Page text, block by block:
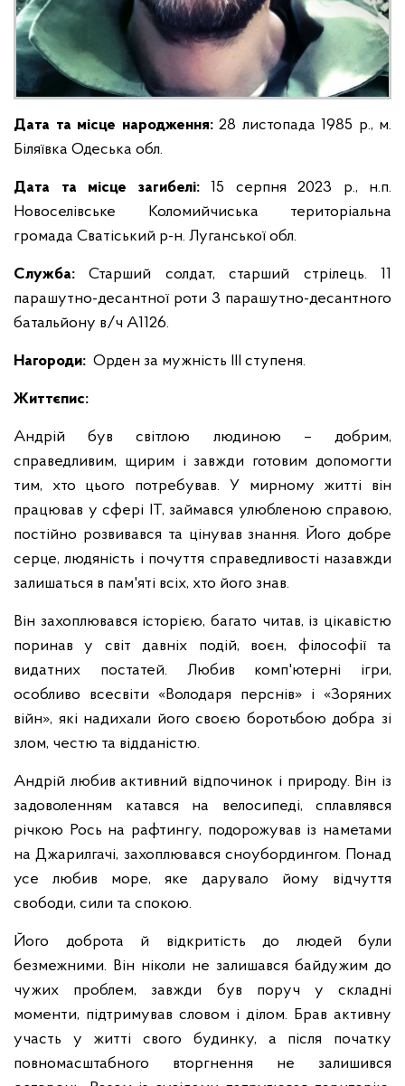
Дата та місце народження:28 листопада 1985 р., м.
Біляївка Одеська обл.
Дата та місце загибелі:15 серпня 2023 р., н.п.
Новоселівське Коломийчиська територіальна
громада Сватіський р-н. Луганської обл.
Служба:Старший солдат, старший стрілець. 11
парашутно-десантної роти 3 парашутно-десантного
батальйону в/ч А1126.
Нагороди: Орден за мужність ІІІ ступеня.
Життєпис:
Андрій був світлою людиною – добрим,
справедливим, щирим і завжди готовим допомогти
тим, хто цього потребував. У мирному житті він
працював у сфері ІТ, займався улюбленою справою,
постійно розвивався та цінував знання. Його добре
серце, людяність і почуття справедливості назавжди
залишаться в пам'яті всіх, хто його знав.
Він захоплювався історією, багато читав, із цікавістю
поринав у світ давніх подій, воєн, філософії та
видатних постатей. Любив комп'ютерні ігри,
особливо всесвіти «Володаря перснів» і «Зоряних
війн», які надихали його своєю боротьбою добра зі
злом, честю та відданістю.
Андрій любив активний відпочинок і природу. Він із
задоволенням катався на велосипеді, сплавлявся
річкою Рось на рафтингу, подорожував із наметами
на Джарилгачі, захоплювався сноубордингом. Понад
усе любив море, яке дарувало йому відчуття
свободи, сили та спокою.
Його доброта й відкритість до людей були
безмежними. Він ніколи не залишався байдужим до
чужих проблем, завжди був поруч у складні
моменти, підтримував словом і ділом. Брав активну
участь у житті свого будинку, а після початку
повномасштабного вторгнення не залишився